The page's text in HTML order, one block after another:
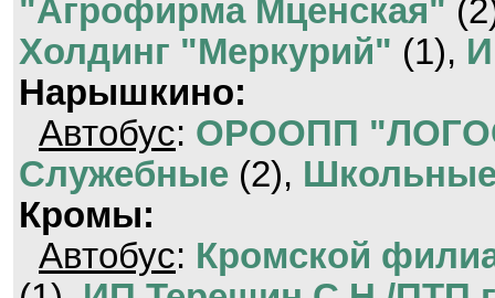
"Агрофирма Мценская"
Холдинг "Меркурий" (1),
Нарышкино:
Автобус: ОРООПП
Служебные (2),
Кромы:
Автобус: Кромской